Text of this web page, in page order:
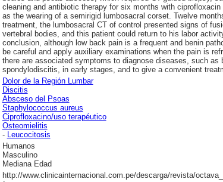
cleaning and antibiotic therapy for six months with
as the wearing of a semirigid lumbosacral corset. Twelve
treatment, the lumbosacral CT of control presented signs of
vertebral bodies, and this patient could return to his labor
conclusion, although low back pain is a frequent and benin
be careful and apply auxiliary examinations when the pain is
there are associated symptoms to diagnose diseases, such as
spondylodiscitis, in early stages, and to give a convenient
Dolor de la Región Lumbar
Discitis
Absceso del Psoas
Staphylococcus aureus
Ciprofloxacino/uso terapéutico
Osteomielitis
- Leucocitosis
Humanos
Masculino
Mediana Edad
http://www.clinicainternacional.com.pe/descarga/revista/